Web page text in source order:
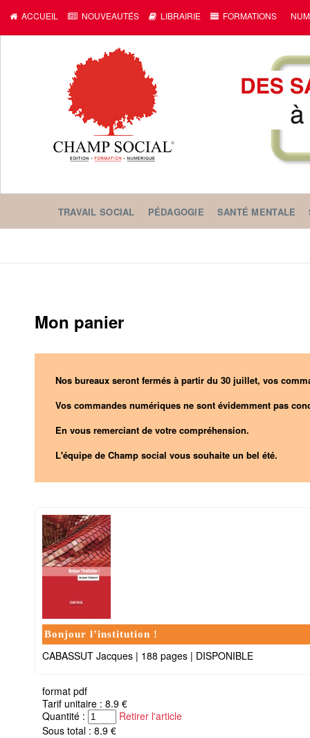
ACCUEIL NOUVEAUTÉS LIBRAIRIE FORMATIONS
TRAVAIL SOCIAL PÉDAGOGIE SANTÉ MENTALE
Mon panier
Nos bureaux seront fermés à partir du 30 juillet, vos
Vos commandes numériques ne sont évidemment pas
En vous remerciant de votre compréhension.
L'équipe de Champ social vous souhaite un bel été.
Bonjour l’institution !
CABASSUT Jacques | 188 pages | DISPONIBLE
format pdf
Tarif unitaire : 8.9 €
Quantité :
Retirer l'article
Sous total : 8.9 €